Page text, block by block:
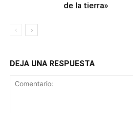
de la tierra»
DEJA UNA RESPUESTA